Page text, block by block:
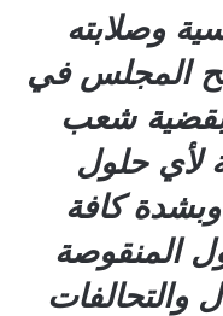
وصلابته
المجلس في
بقضية شعب
لأي حلول
كافة
المنقوصة
والتحالفات